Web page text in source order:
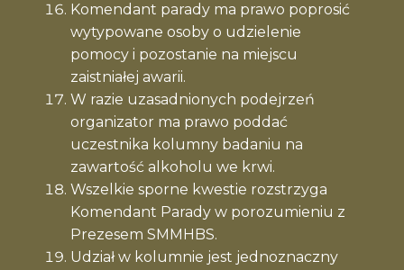
Komendant parady ma prawo poprosić
wytypowane osoby o udzielenie
pomocy i pozostanie na miejscu
zaistniałej awarii.
W razie uzasadnionych podejrzeń
organizator ma prawo poddać
uczestnika kolumny badaniu na
zawartość alkoholu we krwi.
Wszelkie sporne kwestie rozstrzyga
Komendant Parady w porozumieniu z
Prezesem SMMHBS.
Udział w kolumnie jest jednoznaczny